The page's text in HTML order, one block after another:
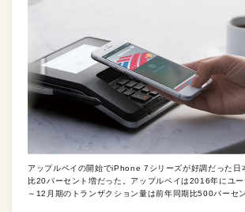
アップルペイの開始でiPhone 7シリーズが好調だった日
比20パーセント増だった。アップルペイは2016年にユ
～12月期のトランザクション量は前年同期比500パーセ